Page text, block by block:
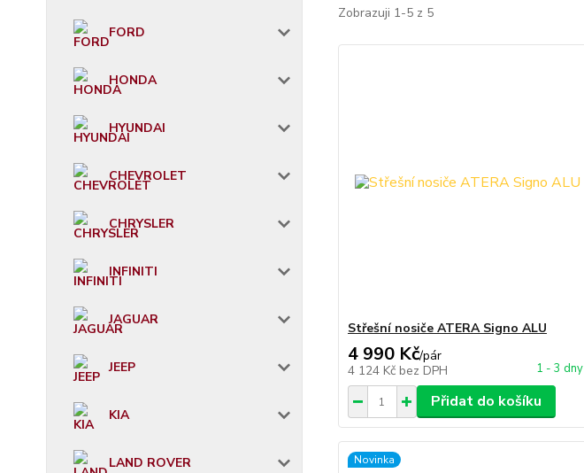
FORD
HONDA
HYUNDAI
CHEVROLET
CHRYSLER
INFINITI
JAGUAR
JEEP
KIA
LAND ROVER
Zobrazuji 1-5 z 5
Střešní nosiče ATERA Signo ALU
4 990 Kč/pár
4 124 Kč bez DPH 1 - 3 dny
Přidat do košíku
Novinka